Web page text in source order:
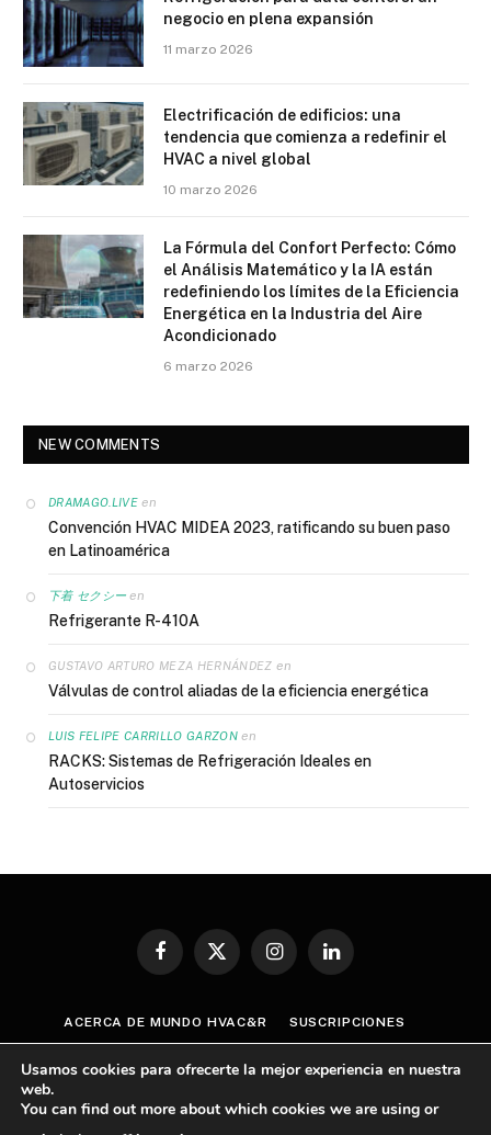
negocio en plena expansión
11 marzo 2026
Electrificación de edificios: una
tendencia que comienza a redefinir el
HVAC a nivel global
10 marzo 2026
La Fórmula del Confort Perfecto: Cómo
el Análisis Matemático y la IA están
redefiniendo los límites de la Eficiencia
Energética en la Industria del Aire
Acondicionado
6 marzo 2026
NEW COMMENTS
DRAMAGO.LIVEen
Convención HVAC MIDEA 2023, ratificando su buen paso
en Latinoamérica
下着 セクシー en
Refrigerante R-410A
GUSTAVO ARTURO MEZA HERNÁNDEZ en
Válvulas de control aliadas de la eficiencia energética
LUIS FELIPE CARRILLO GARZONen
RACKS: Sistemas de Refrigeración Ideales en
Autoservicios
Facebook
X
InstagramLinkedIn
ACERCA DE MUNDO HVAC&R SUSCRIPCIONES
POLÍTICA GENERAL SOBRE CUMPLIMIENTO ANTICORRUPCIÓN
Usamos cookies para ofrecerte la mejor experiencia en nuestra
web.
You can find out more about which cookies we are using or